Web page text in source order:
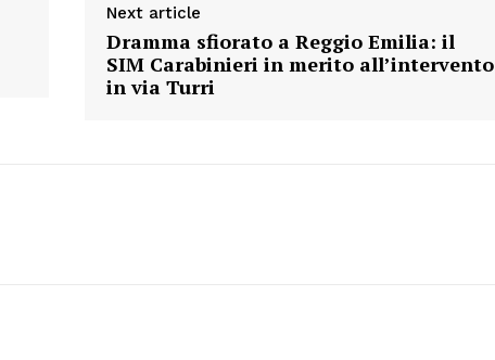
Next article
Dramma sfiorato a Reggio Emilia: il
SIM Carabinieri in merito all’intervento
in via Turri